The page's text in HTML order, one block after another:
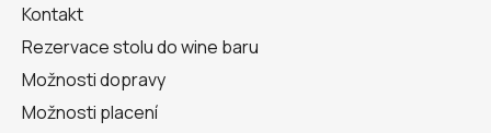
Kontakt
Rezervace stolu do wine baru
Možnosti dopravy
Možnosti placení